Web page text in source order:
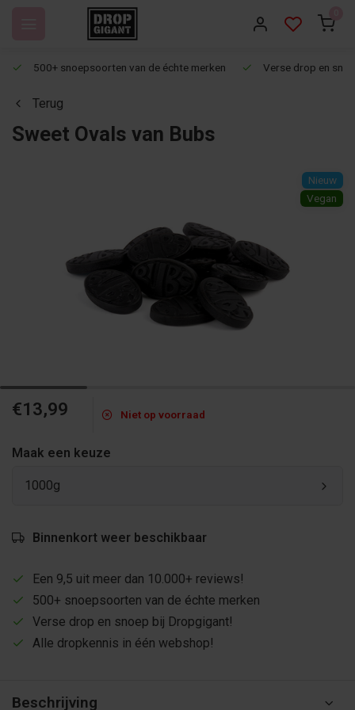
500+ snoepsoorten van de échte merken Verse drop en
Terug
Sweet Ovals van Bubs
Nieuw
Vegan
€13,99 Niet op voorraad
Maak een keuze
1000g
Binnenkort weer beschikbaar
Een 9,5 uit meer dan 10.000+ reviews!
500+ snoepsoorten van de échte merken
Verse drop en snoep bij Dropgigant!
Alle dropkennis in één webshop!
Beschrijving